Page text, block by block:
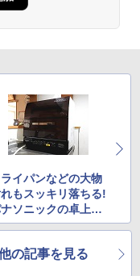
イパンなどの大物
もスッキリ落ちる!
ソニックの卓上食
い乾燥機
の記事を見る